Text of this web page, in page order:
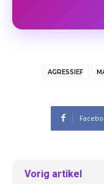
AGRESSIEF
Vorig artikel